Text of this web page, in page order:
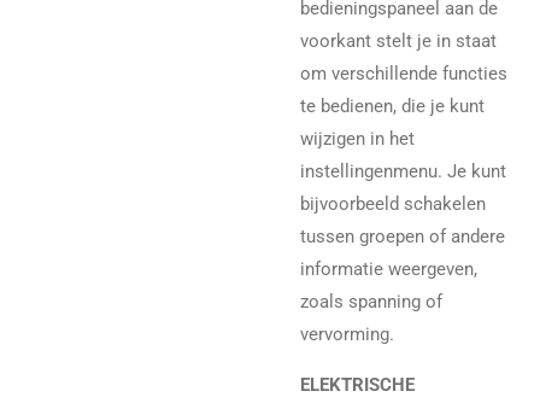
bedieningspaneel aan de
voorkant stelt je in staat
om verschillende functies
te bedienen, die je kunt
wijzigen in het
instellingenmenu. Je kunt
bijvoorbeeld schakelen
tussen groepen of andere
informatie weergeven,
zoals spanning of
vervorming.
ELEKTRISCHE